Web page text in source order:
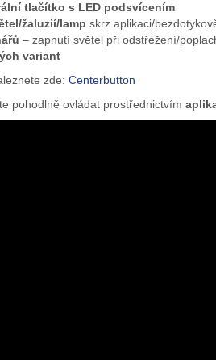
tlačítko s LED podsvícením
žaluzií/lamp skrz aplikaci/
– zapnutí světel při odstřežení/
variant
zde: Centerbutton
pohodlně ovládat prostřednictvím